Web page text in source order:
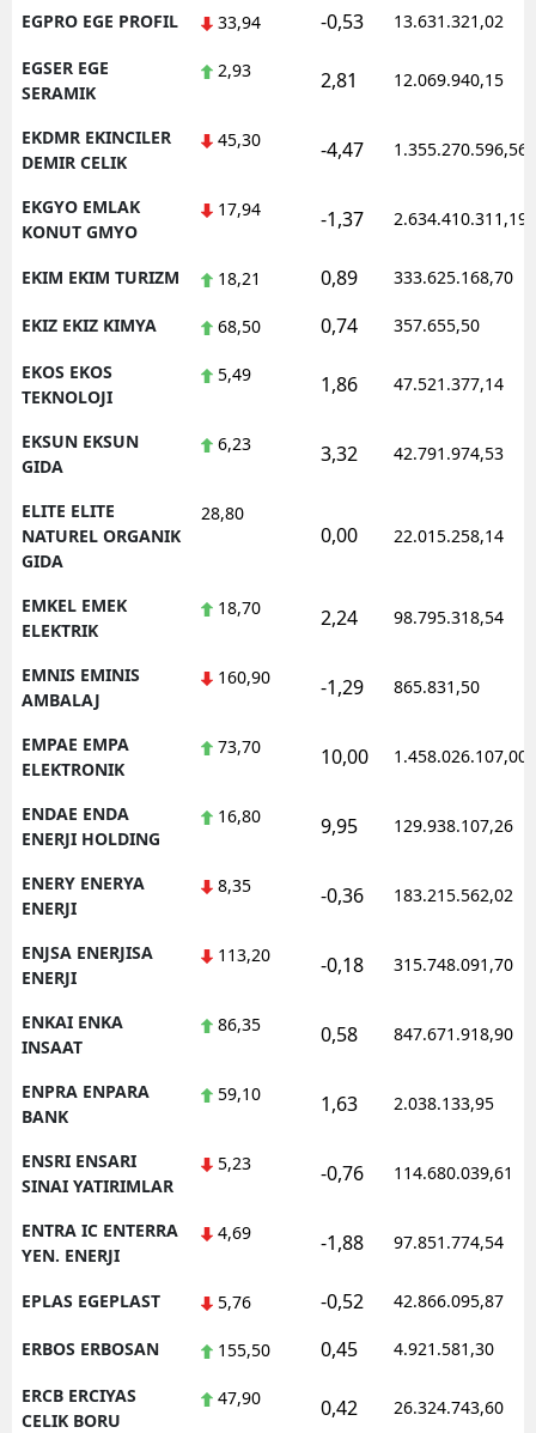
EGPRO EGE PROFIL 33,94 -0,53 13.631.321,02
EGSER EGE
SERAMIK
2,93 2,81 12.069.940,15
EKDMR EKINCILER
DEMIR CELIK
45,30 -4,47 1.355.270.596,56
EKGYO EMLAK
KONUT GMYO
17,94 -1,37 2.634.410.311,19
EKIM EKIM TURIZM 18,21 0,89 333.625.168,70
EKIZ EKIZ KIMYA 68,50 0,74 357.655,50
EKOS EKOS
TEKNOLOJI
5,49 1,86 47.521.377,14
EKSUN EKSUN
GIDA
6,23 3,32 42.791.974,53
ELITE ELITE
NATUREL ORGANIK
GIDA
28,80
0,00 22.015.258,14
EMKEL EMEK
ELEKTRIK
18,70 2,24 98.795.318,54
EMNIS EMINIS
AMBALAJ
160,90 -1,29 865.831,50
EMPAE EMPA
ELEKTRONIK
73,70 10,00 1.458.026.107,00
ENDAE ENDA
ENERJI HOLDING
16,80 9,95 129.938.107,26
ENERY ENERYA
ENERJI
8,35 -0,36 183.215.562,02
ENJSA ENERJISA
ENERJI
113,20 -0,18 315.748.091,70
ENKAI ENKA
INSAAT
86,35 0,58 847.671.918,90
ENPRA ENPARA
BANK
59,10 1,63 2.038.133,95
ENSRI ENSARI
SINAI YATIRIMLAR
5,23 -0,76 114.680.039,61
ENTRA IC ENTERRA
YEN. ENERJI
4,69 -1,88 97.851.774,54
EPLAS EGEPLAST 5,76 -0,52 42.866.095,87
ERBOS ERBOSAN 155,50 0,45 4.921.581,30
ERCB ERCIYAS
CELIK BORU
47,90 0,42 26.324.743,60